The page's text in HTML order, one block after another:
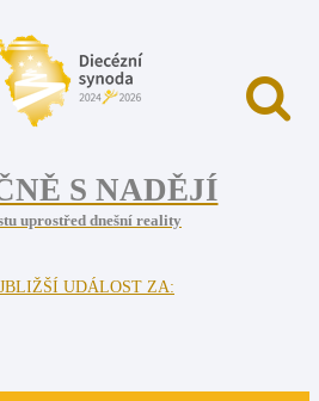
S NADĚJÍ
uprostřed dnešní reality
UDÁLOST ZA: